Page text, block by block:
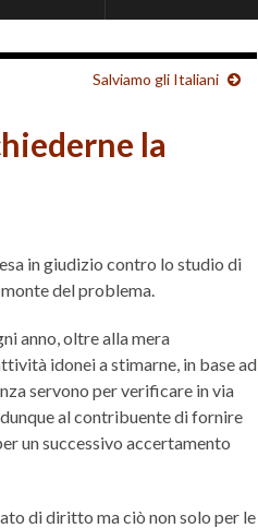
Salviamo gli Italiani
la
in giudizio contro lo studio di
del problema.
anno, oltre alla mera
idonei a stimarne, in base ad
servono per verificare in via
al contribuente di fornire
un successivo accertamento
di diritto ma ciò non solo per le